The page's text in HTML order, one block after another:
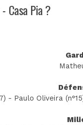
Casa Pia ?
- Paulo Oliveira